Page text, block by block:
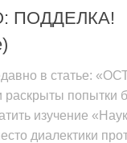
ПОДДЕЛКА!
в статье:
попытки
изучение
диалектики